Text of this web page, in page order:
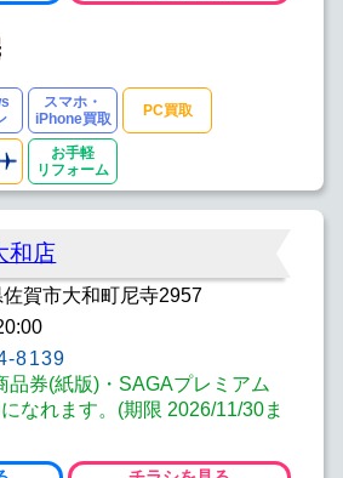
スマホ・
iPhone買取
PC買取
お手軽
リフォーム
和店
賀市大和町尼寺2957
8139
品券(紙版)・SAGAプレミアム
なれます。(期限 2026/11/30ま